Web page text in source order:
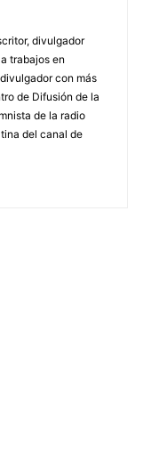
divulgador
trabajos en
con más
de Difusión de la
de la radio
del canal de